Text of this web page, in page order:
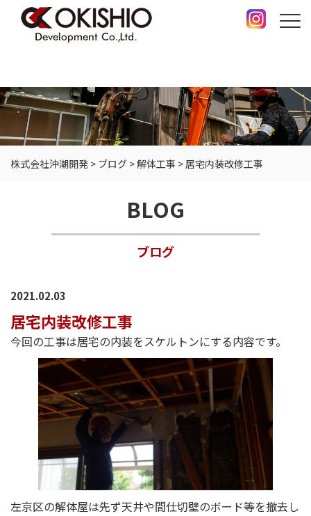
株式会社沖潮開発 > ブログ >解体工事 >居宅内装改修工事
BLOG
ブログ
2021.02.03
居宅内装改修工事
今回の工事は居宅の内装をスケルトンにする内容です。
左京区の解体屋は先ず天井や間仕切壁のボード等を撤去し